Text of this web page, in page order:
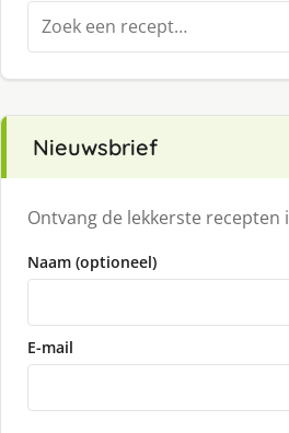
Zoeken
naar:
Nieuwsbrief
Ontvang de lekkerste recepten
Naam (optioneel)
E-mail